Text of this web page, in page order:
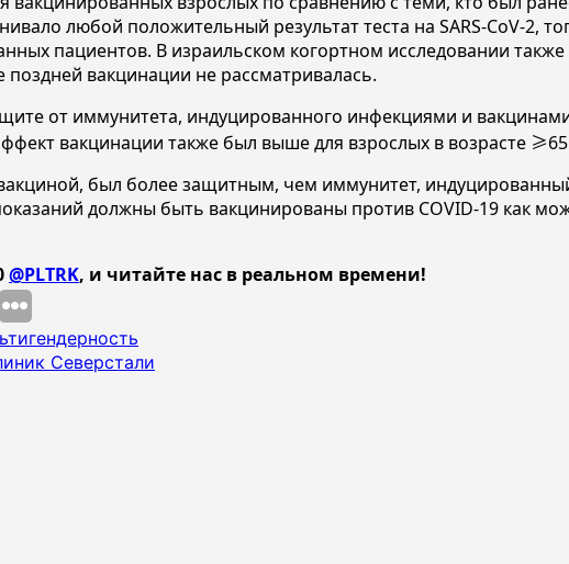
любой положительный результат теста на SARS-CoV-2,
пациентов. В израильском когортном исследовании
вакцинации не рассматривалась.
от иммунитета, индуцированного инфекциями и
вакцинации также был выше для взрослых в возрасте ≥65
был более защитным, чем иммунитет,
должны быть вакцинированы против COVID-19 как
@PLTRK, и читайте нас в реальном времени!
Северстали